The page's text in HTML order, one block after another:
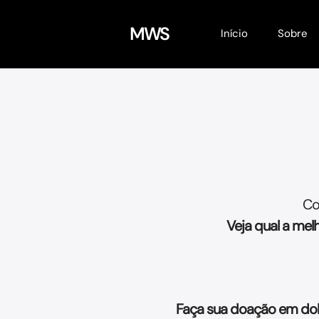
MWS Início Sobre
Veja qual a
Faça sua doação em